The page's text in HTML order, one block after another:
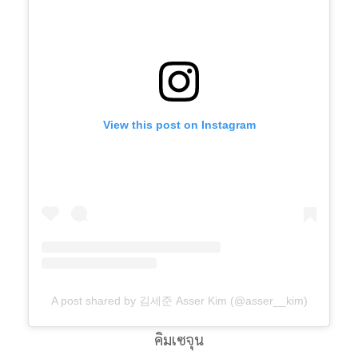
View this post on Instagram
A post shared by 김세준 Asser Kim (@asser__kim)
คิมเซจุน